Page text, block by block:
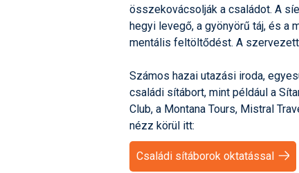
összekovácsolják a családot. A
hegyi levegő, a gyönyörű táj, és a
mentális feltöltődést. A
Számos hazai utazási iroda,
családi sítábort, mint például a
Club, a Montana Tours, Mistral
nézz körül itt:
Családi sítáborok oktatással